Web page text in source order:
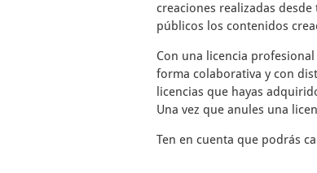
creaciones realizadas desde
públicos los contenidos
Con una licencia
forma colaborativa y con
licencias que hayas
Una vez que anules una
Ten en cuenta que podrás